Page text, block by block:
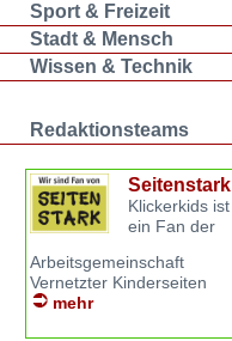
Sport & Freizeit
Stadt & Mensch
Wissen & Technik
Redaktionsteams
Seitenstark
Klickerkids ist
ein Fan der
Arbeitsgemeinschaft
Vernetzter Kinderseiten
mehr